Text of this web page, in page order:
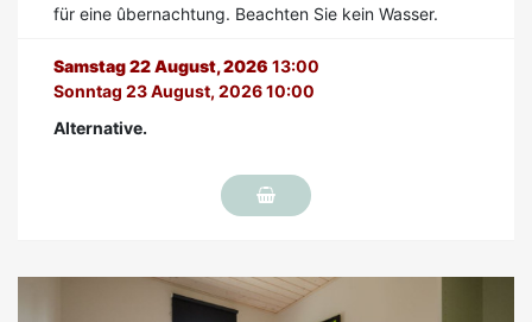
für eine ûbernachtung. Beachten Sie kein Wasser.
Samstag 22 August, 2026 13:00
Sonntag 23 August, 2026 10:00
Alternative.